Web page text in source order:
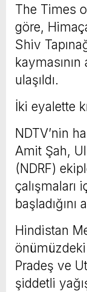
The Times
göre,
Shiv
ulaşıldı.
İki eyalette
NDTV’nin
Amit Şah,
(NDRF)
çalışmaları
başladığını
Hindistan
Pradeş ve
şiddetli